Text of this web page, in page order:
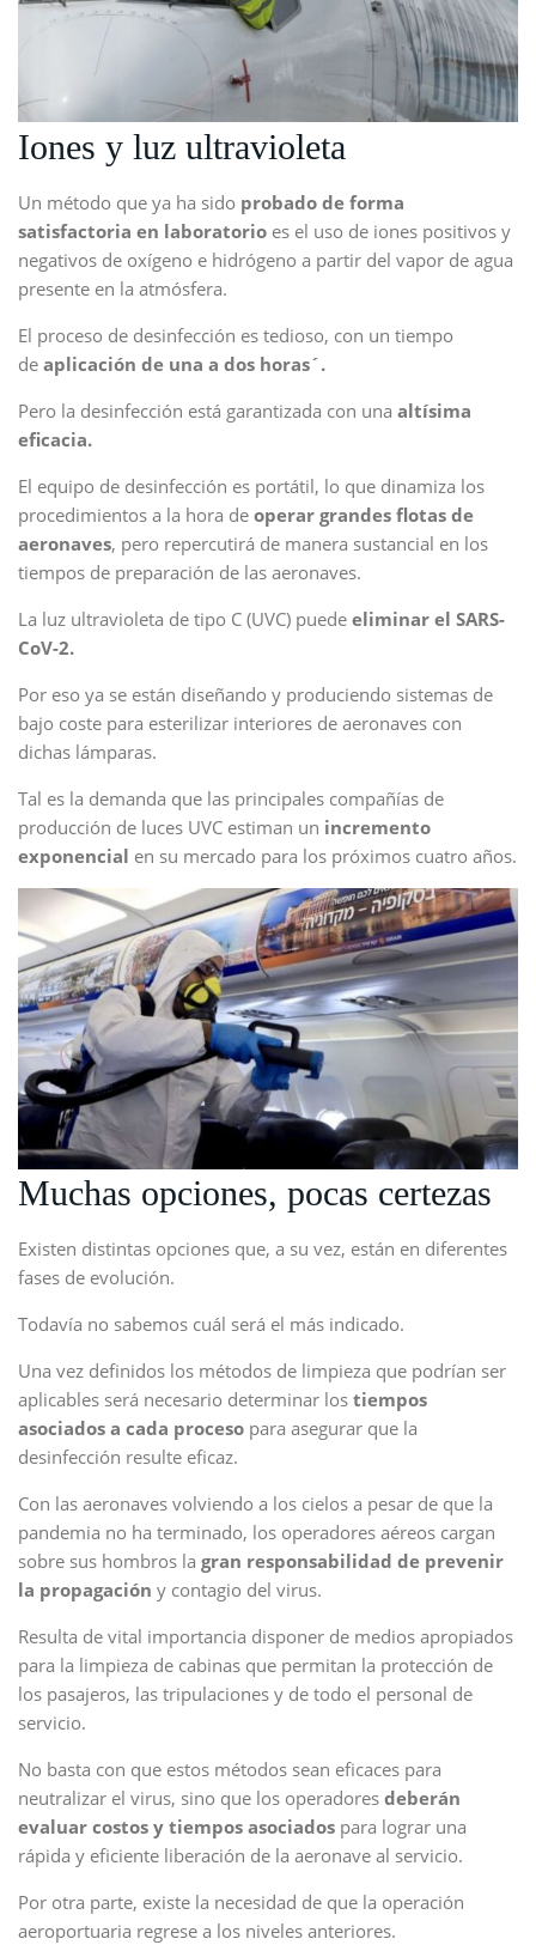
Iones y luz ultravioleta
Un método que ya ha sido probado de forma
satisfactoria en laboratorio es el uso de iones positivos y
negativos de oxígeno e hidrógeno a partir del vapor de agua
presente en la atmósfera.
El proceso de desinfección es tedioso, con un tiempo
de aplicación de una a dos horas´.
Pero la desinfección está garantizada con una altísima
eficacia.
El equipo de desinfección es portátil, lo que dinamiza los
procedimientos a la hora de operar grandes flotas de
aeronaves, pero repercutirá de manera sustancial en los
tiempos de preparación de las aeronaves.
La luz ultravioleta de tipo C (UVC) puede eliminar el SARS-
CoV-2.
Por eso ya se están diseñando y produciendo sistemas de
bajo coste para esterilizar interiores de aeronaves con
dichas lámparas.
Tal es la demanda que las principales compañías de
producción de luces UVC estiman un incremento
exponencial en su mercado para los próximos cuatro años.
Muchas opciones, pocas certezas
Existen distintas opciones que, a su vez, están en diferentes
fases de evolución.
Todavía no sabemos cuál será el más indicado.
Una vez definidos los métodos de limpieza que podrían ser
aplicables será necesario determinar los tiempos
asociados a cada proceso para asegurar que la
desinfección resulte eficaz.
Con las aeronaves volviendo a los cielos a pesar de que la
pandemia no ha terminado, los operadores aéreos cargan
sobre sus hombros la gran responsabilidad de prevenir
la propagación y contagio del virus.
Resulta de vital importancia disponer de medios apropiados
para la limpieza de cabinas que permitan la protección de
los pasajeros, las tripulaciones y de todo el personal de
servicio.
No basta con que estos métodos sean eficaces para
neutralizar el virus, sino que los operadores deberán
evaluar costos y tiempos asociados para lograr una
rápida y eficiente liberación de la aeronave al servicio.
Por otra parte, existe la necesidad de que la operación
aeroportuaria regrese a los niveles anteriores.